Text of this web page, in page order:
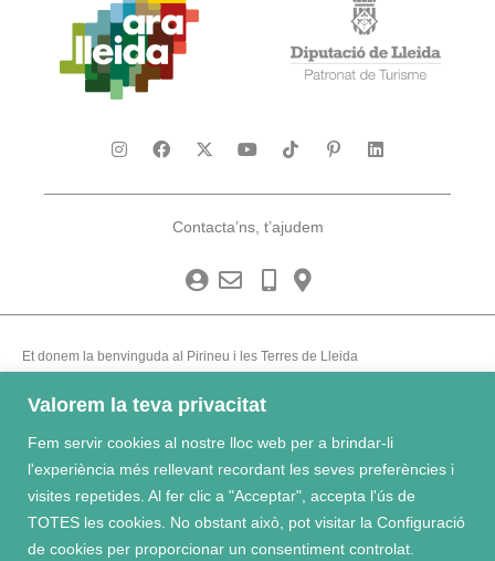
Valorem la teva privacitat
Fem servir cookies al nostre lloc web per a brindar-li
l'experiència més rellevant recordant les seves preferències i
visites repetides. Al fer clic a "Acceptar", accepta l'ús de
TOTES les cookies. No obstant això, pot visitar la Configuració
de cookies per proporcionar un consentiment controlat.
Contacta’ns, t’ajudem
Et donem la benvinguda al Pirineu i les Terres de Lleida
RAT|Avís Legal